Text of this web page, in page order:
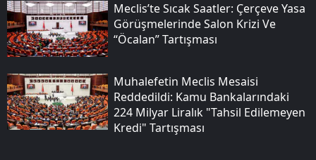
Meclis’te Sıcak Saatler: Çerçeve Yasa
Görüşmelerinde Salon Krizi Ve
“öcalan” Tartışması
Muhalefetin Meclis Mesaisi
Reddedildi: Kamu Bankalarındaki
224 Milyar Liralık "tahsil Edilemeyen
Kredi" Tartışması